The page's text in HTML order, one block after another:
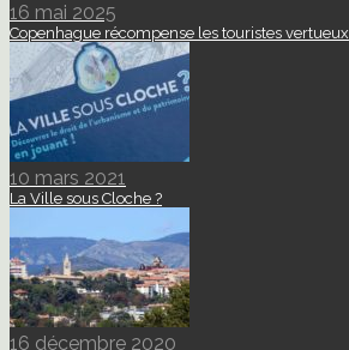
16 mai 2025
Copenhague récompense les touristes vertueux
10 mars 2021
La Ville sous Cloche ?
16 décembre 2020